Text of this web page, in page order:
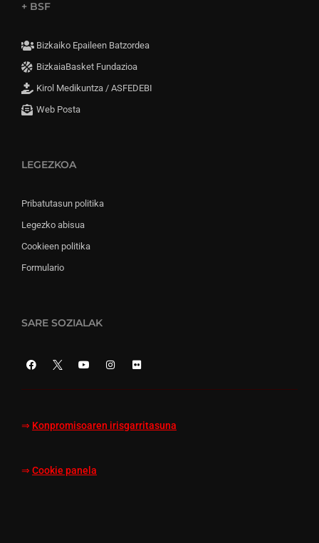
+ BSF
Bizkaiko Epaileen Batzordea
BizkaiaBasket Fundazioa
Kirol Medikuntza / ASFEDEBI
Web Posta
LEGEZKOA
Pribatutasun politika
Legezko abisua
Cookieen politika
Formulario
SARE SOZIALAK
⇒ Konpromisoaren irisgarritasuna
⇒ Cookie panela